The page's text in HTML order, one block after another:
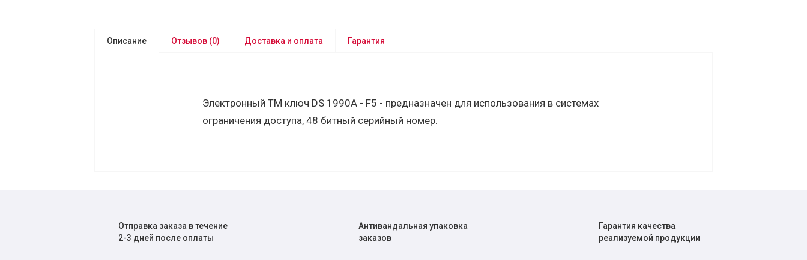
Описание Отзывов (0) Доставка и оплата Гарантия
Электронный TM ключ DS 1990A - F5 - предназначен для использования в системах
ограничения доступа, 48 битный серийный номер.
Отправка заказа в течение
2-3 дней после оплаты
Антивандальная упаковка
заказов
Гарантия качества
реализуемой продукции